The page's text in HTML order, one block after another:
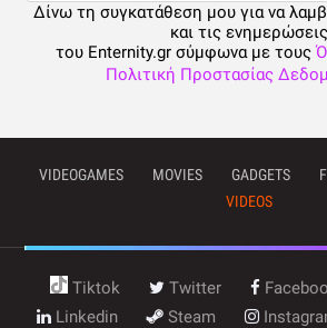
Δίνω τη συγκατάθεση μου για να
και τις ενημερώσεις
του Enternity.gr σύμφωνα με τους
Πολιτική Προστασίας
VIDEOGAMES MOVIES GADGETS
VIDEOS
Tiktok Twitter
Linkedin
Steam